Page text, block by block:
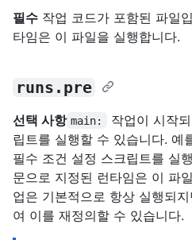
필수 작업 코드가 포함된 파일
타임은 이 파일을 실행합니다.
runs.pre
선택 사항 main:
작업이 시작
립트를 실행할 수 있습니다. 예
필수 조건 설정 스크립트를 실
문으로 지정된 런타임은 이 파
업은 기본적으로 항상 실행되
여 이를 재정의할 수 있습니다.